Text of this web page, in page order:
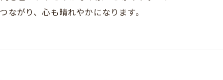
がり、心も晴れやかになります。